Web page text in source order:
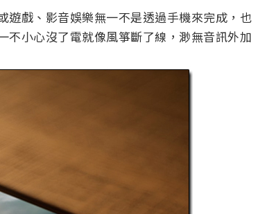
遊戲、影音娛樂無一不是透過手機來完成，也
不小心沒了電就像風箏斷了線，渺無音訊外加